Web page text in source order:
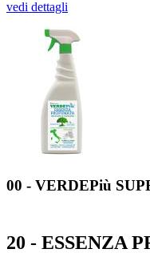
vedi dettagli
00 - VERDEPiù
20 - ESSENZA